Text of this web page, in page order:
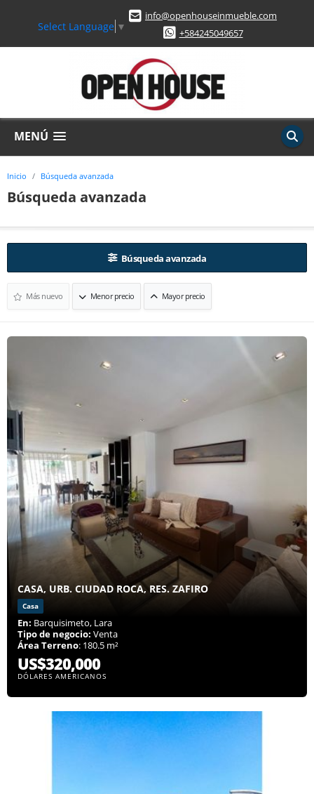
Select Language ▼
info@openhouseinmueble.com
+584245049657
MENÚ
Inicio Búsqueda avanzada
Búsqueda avanzada
Búsqueda avanzada
Más nuevo Menor precio Mayor precio
CASA, URB. CIUDAD ROCA, RES. ZAFIRO
Casa
En: Barquisimeto, Lara
Tipo de negocio: Venta
Área Terreno: 180.5 m²
US$320,000
DÓLARES AMERICANOS